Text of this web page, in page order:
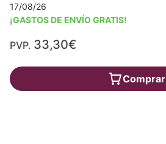
17/08/26
¡GASTOS DE ENVÍO GRATIS!
PVP. 33,30€
Comprar